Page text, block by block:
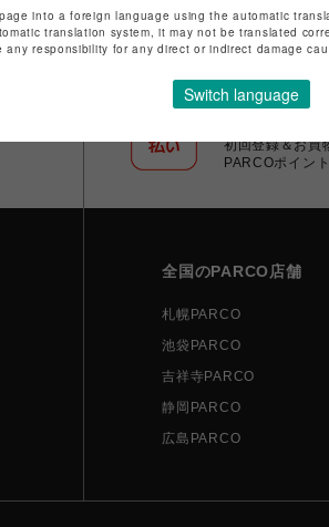
初回登録＆お買
PARCOポイン
全国のPARCO店舗
札幌PARCO
池袋PARCO
吉祥寺PARCO
静岡PARCO
広島PARCO
into a foreign language using the automatic
translation system, it may not be translated
responsibility for any direct or indirect damage
Switch language